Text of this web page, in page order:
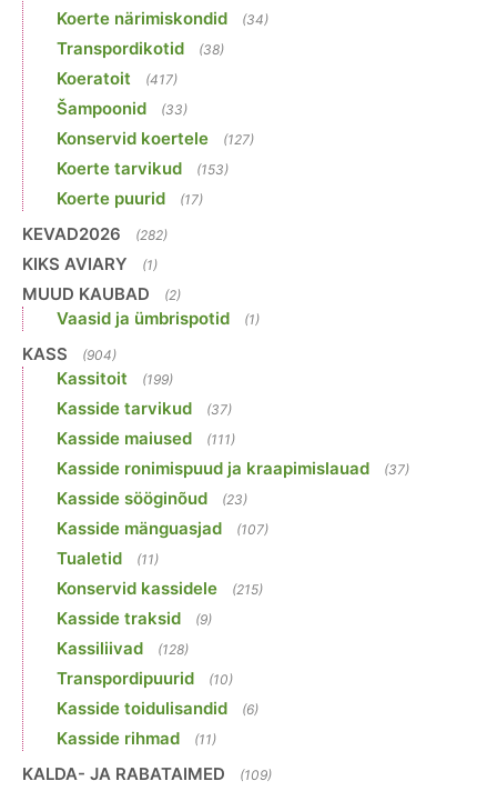
Koerte närimiskondid (34)
Transpordikotid (38)
Koeratoit (417)
Šampoonid (33)
Konservid koertele (127)
Koerte tarvikud (153)
Koerte puurid (17)
KEVAD2026 (282)
KIKS AVIARY (1)
MUUD KAUBAD (2)
Vaasid ja ümbrispotid (1)
KASS (904)
Kassitoit (199)
Kasside tarvikud (37)
Kasside maiused (111)
Kasside ronimispuud ja kraapimislauad (37)
Kasside sööginõud (23)
Kasside mänguasjad (107)
Tualetid (11)
Konservid kassidele (215)
Kasside traksid (9)
Kassiliivad (128)
Transpordipuurid (10)
Kasside toidulisandid (6)
Kasside rihmad (11)
KALDA- JA RABATAIMED (109)